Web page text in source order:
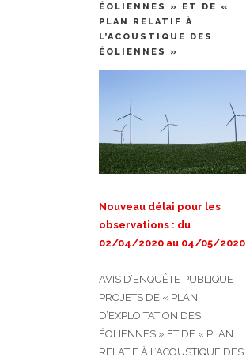
ÉOLIENNES » ET DE «
PLAN RELATIF À
L’ACOUSTIQUE DES
ÉOLIENNES »
Nouveau délai pour les
observations : du
02/04/2020 au 04/05/2020
AVIS D’ENQUÊTE PUBLIQUE :
PROJETS DE « PLAN
D’EXPLOITATION DES
ÉOLIENNES » ET DE « PLAN
RELATIF À L’ACOUSTIQUE DES